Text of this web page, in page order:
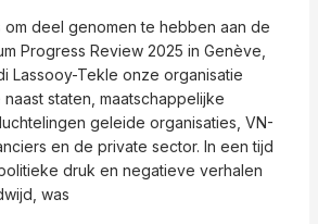
om deel genomen te hebben aan de
Progress Review 2025 in Genève,
Lassooy-Tekle onze organisatie
staten, maatschappelijke
geleide organisaties, VN-
en de private sector. In een tijd
druk en negatieve verhalen
was